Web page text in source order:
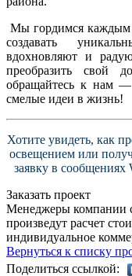
Мы гордимся каждым
создавать
вдохновляют и
преобразить свой
обращайтесь к нам
смелые идеи в жизнь!
Хотите увидеть, как
освещением или
заявку в
Заказать проект
Менеджеры компании
произведут расчет
индивидуальное
Вернуться к списку
Поделиться ссылкой: